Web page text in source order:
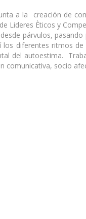
a la creación de
Lideres Èticos y
desde párvulos,
los diferentes ritmos
del autoestima.
comunicativa, socio